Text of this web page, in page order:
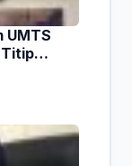
UMTS
Titip